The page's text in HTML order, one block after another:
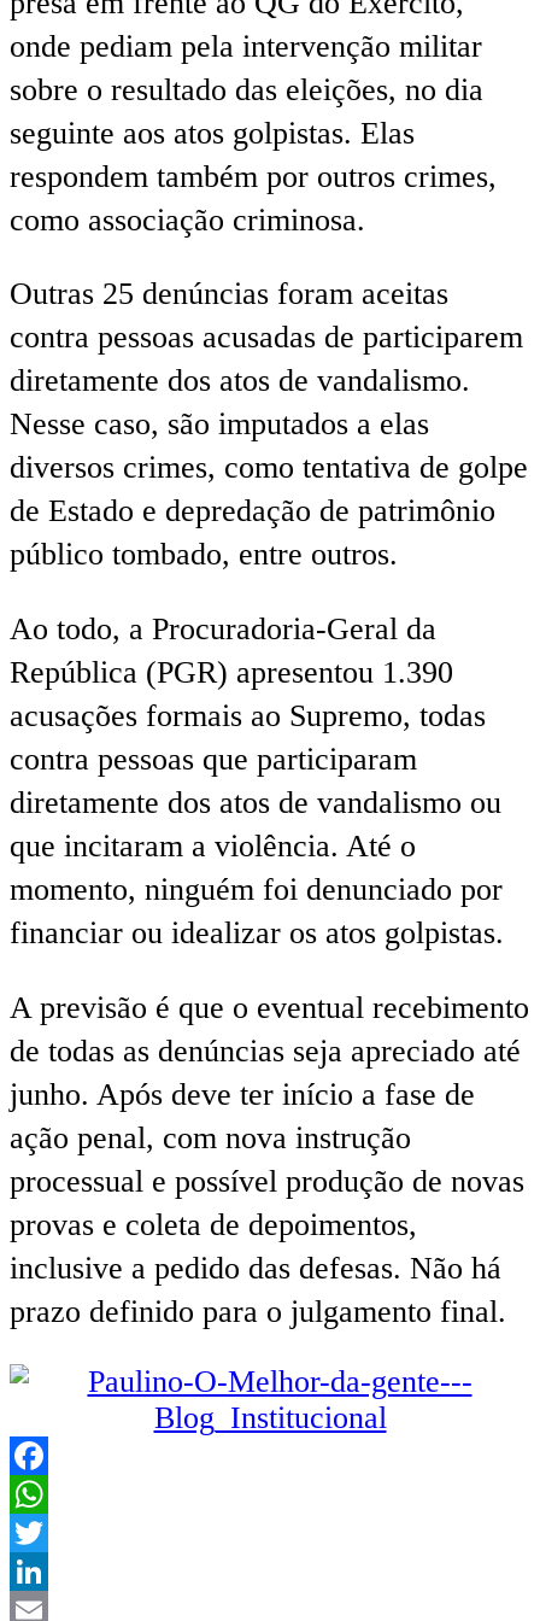
onde pediam pela intervenção militar
sobre o resultado das eleições, no dia
seguinte aos atos golpistas. Elas
respondem também por outros crimes,
como associação criminosa.
Outras 25 denúncias foram aceitas
contra pessoas acusadas de participarem
diretamente dos atos de vandalismo.
Nesse caso, são imputados a elas
diversos crimes, como tentativa de golpe
de Estado e depredação de patrimônio
público tombado, entre outros.
Ao todo, a Procuradoria-Geral da
República (PGR) apresentou 1.390
acusações formais ao Supremo, todas
contra pessoas que participaram
diretamente dos atos de vandalismo ou
que incitaram a violência. Até o
momento, ninguém foi denunciado por
financiar ou idealizar os atos golpistas.
A previsão é que o eventual recebimento
de todas as denúncias seja apreciado até
junho. Após deve ter início a fase de
ação penal, com nova instrução
processual e possível produção de novas
provas e coleta de depoimentos,
inclusive a pedido das defesas. Não há
prazo definido para o julgamento final.
Facebook
WhatsApp
Twitter
LinkedIn